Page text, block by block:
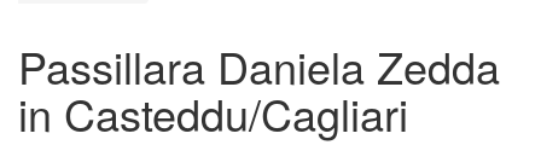
Passillara Daniela Zedda
in Casteddu/Cagliari